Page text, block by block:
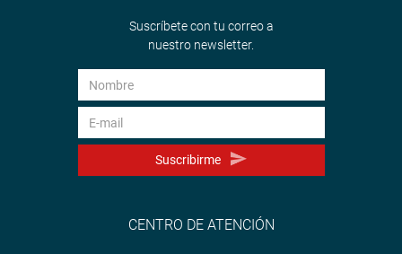
Suscríbete con tu correo a
nuestro newsletter.
Suscribirme
CENTRO DE ATENCIÓN